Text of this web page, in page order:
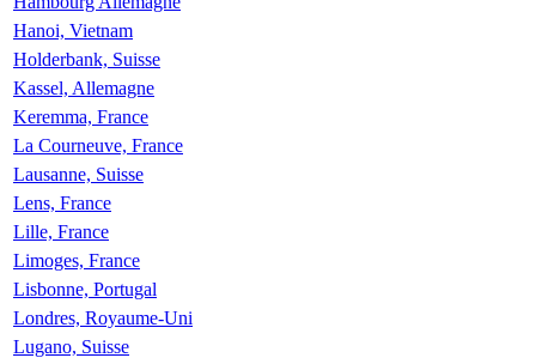
Hanoi, Vietnam
Holderbank, Suisse
Kassel, Allemagne
Keremma, France
La Courneuve, France
Lausanne, Suisse
Lens, France
Lille, France
Limoges, France
Lisbonne, Portugal
Londres, Royaume-Uni
Lugano, Suisse